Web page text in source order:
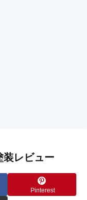
レビュー
Pinterest